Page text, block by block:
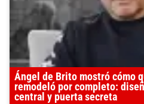
Ángel de Brito mostró cómo
remodeló por completo:
central y puerta secreta